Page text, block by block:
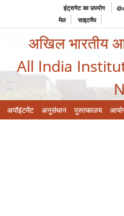
इंट्रानेट का उपयोग
मेल
साइटमैप
अखिल भारतीय
All India
अपॉइंटमेंट अनुसंधान पुस्तकालय